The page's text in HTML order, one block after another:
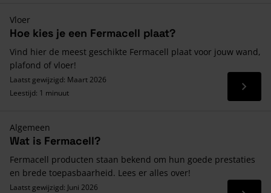
Vloer
Hoe kies je een Fermacell plaat?
Vind hier de meest geschikte Fermacell plaat voor jouw wand,
plafond of vloer!
Laatst gewijzigd: Maart 2026
Leestijd: 1 minuut
Lees
Algemeen
Wat is Fermacell?
Fermacell producten staan bekend om hun goede prestaties
en brede toepasbaarheid. Lees er alles over!
Laatst gewijzigd: Juni 2026